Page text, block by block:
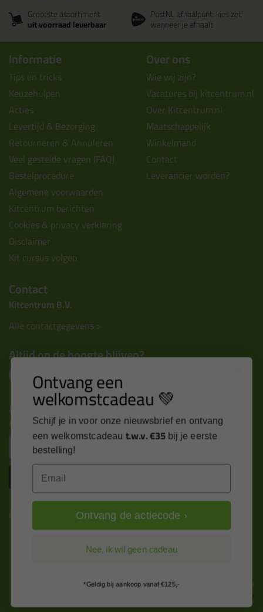
Grootste assortiment
uit voorraad leverbaar
PostNL afhaalpunt: kies zelf
wanneer je afhaalt
Informatie
Tips en tricks
Keuzehulpen
Acties
Levertijd & Bezorging
Retourneren & Annuleren
Veel gestelde vragen (FAQ)
Bestelprocedure
Algemene voorwaarden
Kitcentrum berichten
Cookies & privacy verklaring
Disclaimer
Kit cursus volgen
Over ons
Wie wij zijn?
Vacatures bij kitcentrum.nl
Over Kitcentrum.nl
Maatschappelijk
Winkelmand
Contact
Leverancier worden?
Contact
Kitcentrum B.V.
Alle contactgegevens >
Altijd op de hoogte blijven?
Nieuws, tips en exclusieve deals rechtstreeks in je
inbox
Kitcentrum is trots op:
Alle prijzen zijn in EURO en excl. 21% BTW
wijzig naar incl. BTW
Ontvang een
welkomstcadeau 💚
Schijf je in voor onze nieuwsbrief en ontvang
een welkomstcadeau t.w.v. €35 bij je eerste
bestelling!
Ontvang de actiecode ›
Nee, ik wil geen cadeau
*Geldig bij aankoop vanaf €125,-